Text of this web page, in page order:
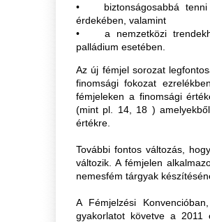
• biztonságosabbá tenni
érdekében, valamint
• a nemzetközi
palládium esetében.
Az új fémjel sorozat
finomsági fokozat
fémjeleken a finomsági
(mint pl. 14, 18 )
értékre.
További fontos változás,
változik. A fémjelen
nemesfém tárgyak
A Fémjelzési
gyakorlatot követve a 2011